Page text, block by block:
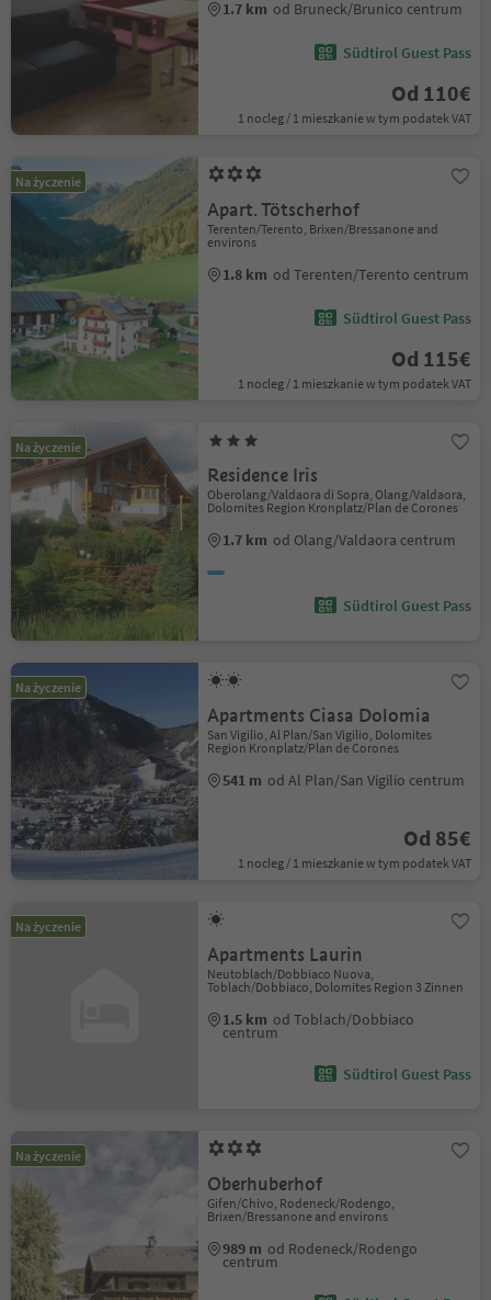
1.7 km od Bruneck/Brunico centrum
Südtirol Guest Pass
Od 110€
1 nocleg / 1 mieszkanie w tym podatek VAT
Na życzenie
Apart. Tötscherhof
Terenten/Terento, Brixen/Bressanone and
environs
1.8 km od Terenten/Terento centrum
Südtirol Guest Pass
Od 115€
1 nocleg / 1 mieszkanie w tym podatek VAT
Na życzenie
Residence Iris
Oberolang/Valdaora di Sopra, Olang/Valdaora,
Dolomites Region Kronplatz/Plan de Corones
1.7 km od Olang/Valdaora centrum
Südtirol Guest Pass
Na życzenie
Apartments Ciasa Dolomia
San Vigilio, Al Plan/San Vigilio, Dolomites
Region Kronplatz/Plan de Corones
541 m od Al Plan/San Vigilio centrum
Od 85€
1 nocleg / 1 mieszkanie w tym podatek VAT
Na życzenie
Apartments Laurin
Neutoblach/Dobbiaco Nuova,
Toblach/Dobbiaco, Dolomites Region 3 Zinnen
1.5 km od Toblach/Dobbiaco
centrum
Südtirol Guest Pass
Na życzenie
Oberhuberhof
Gifen/Chivo, Rodeneck/Rodengo,
Brixen/Bressanone and environs
989 m od Rodeneck/Rodengo
centrum